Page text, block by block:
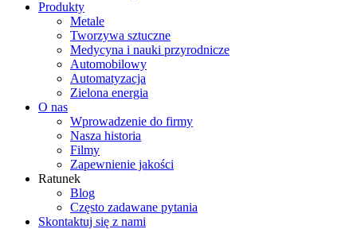
Produkty
Metale
Tworzywa sztuczne
Medycyna i nauki przyrodnicze
Automobilowy
Automatyzacja
Zielona energia
O nas
Wprowadzenie do firmy
Nasza historia
Filmy
Zapewnienie jakości
Ratunek
Blog
Często zadawane pytania
Skontaktuj się z nami